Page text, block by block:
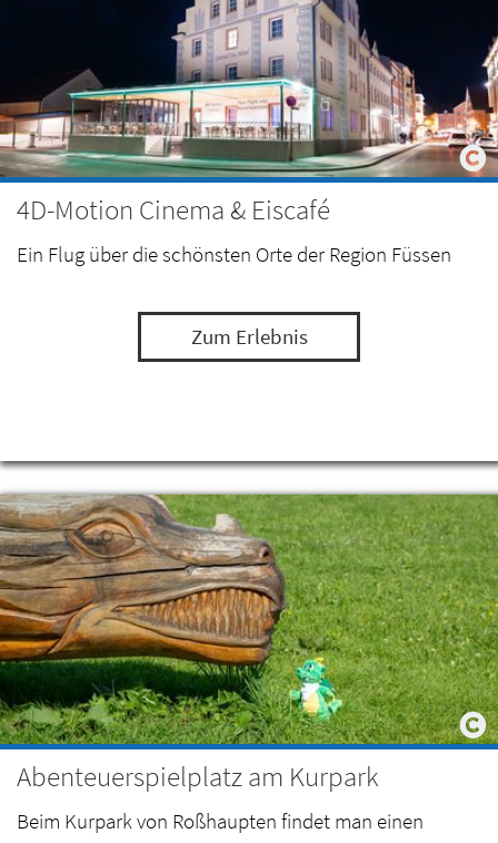
4D-Motion Cinema & Eiscafé
Ein Flug über die schönsten Orte der Region Füssen
Zum Erlebnis
Abenteuerspielplatz am Kurpark
Beim Kurpark von Roßhaupten findet man einen